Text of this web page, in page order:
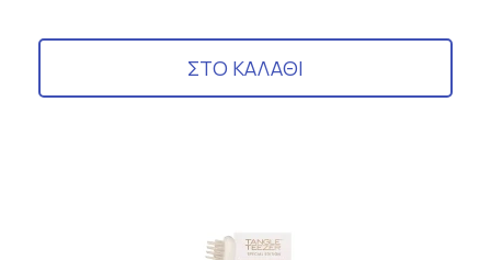
ΣΤΟ ΚΑΛΑΘΙ